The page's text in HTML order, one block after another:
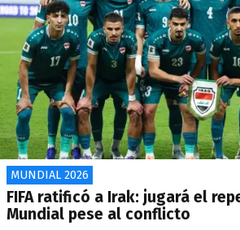
MUNDIAL 2026
FIFA ratificó a Irak: jugará el
Mundial pese al conflicto